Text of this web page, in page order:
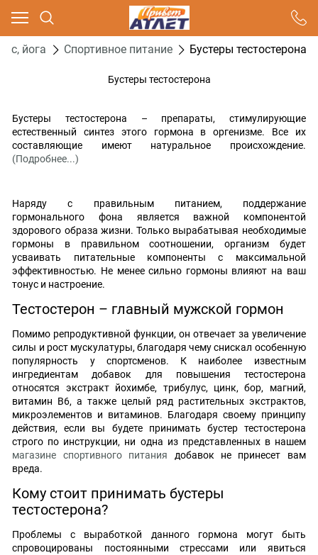
йога Спортивное питание Бустеры тестостерона
Бустеры тестостерона
Бустеры тестостерона – препараты, стимулирующие
естественный синтез этого гормона в оргенизме. Все их
составляющие имеют натуральное происхождение.
(Подробнее...)
Наряду с правильным питанием, поддержание
гормонального фона является важной компонентой
здорового образа жизни. Только вырабатывая необходимые
гормоны в правильном соотношении, организм будет
усваивать питательные компоненты с максимальной
эффективностью. Не менее сильно гормоны влияют на ваш
тонус и настроение.
Тестостерон – главный мужской гормон
Помимо репродуктивной функции, он отвечает за увеличение
силы и рост мускулатуры, благодаря чему снискал особенную
популярность у спортсменов. К наиболее известным
ингредиентам добавок для повышения тестостерона
относятся экстракт йохимбе, трибулус, цинк, бор, магний,
витамин B6, а также целый ряд растительных экстрактов,
микроэлементов и витаминов. Благодаря своему принципу
действия, если вы будете принимать бустер тестостерона
строго по инструкции, ни одна из представленных в нашем
магазине спортивного питания добавок не принесет вам
вреда.
Кому стоит принимать бустеры
тестостерона?
Проблемы с выработкой данного гормона могут быть
спровоцированы постоянными стрессами или явиться
Ваш город - Москва,
угадали?
ДА НЕТ